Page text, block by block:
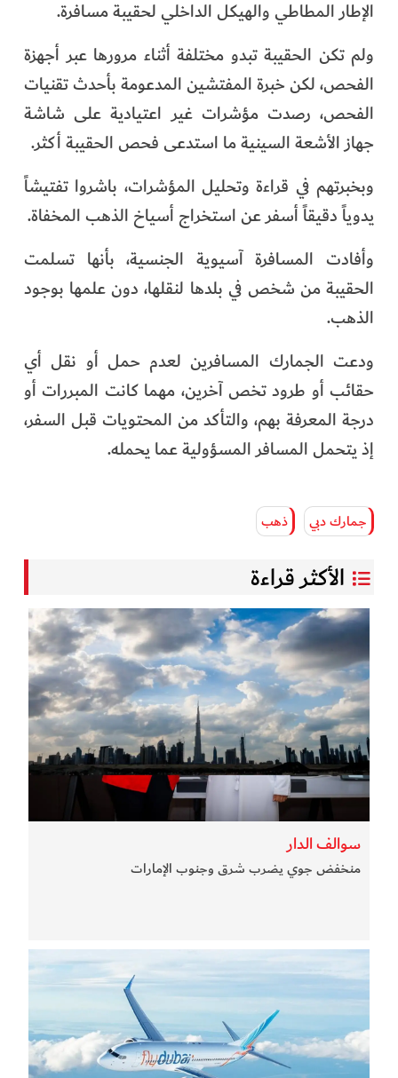
الإطار المطاطي والهيكل الداخلي لحقيبة مسافرة.
ولم تكن الحقيبة تبدو مختلفة أثناء مرورها عبر أجهزة
الفحص، لكن خبرة المفتشين المدعومة بأحدث تقنيات
الفحص، رصدت مؤشرات غير اعتيادية على شاشة
جهاز الأشعة السينية ما استدعى فحص الحقيبة أكثر.
وبخبرتهم في قراءة وتحليل المؤشرات، باشروا تفتيشاً
يدوياً دقيقاً أسفر عن استخراج أسياخ الذهب المخفاة.
وأفادت المسافرة آسيوية الجنسية، بأنها تسلمت
الحقيبة من شخص في بلدها لنقلها، دون علمها بوجود
الذهب.
ودعت الجمارك المسافرين لعدم حمل أو نقل أي
حقائب أو طرود تخص آخرين، مهما كانت المبررات أو
درجة المعرفة بهم، والتأكد من المحتويات قبل السفر،
إذ يتحمل المسافر المسؤولية عما يحمله.
جمارك دبي ذهب
الأكثر قراءة
سوالف الدار
منخفض جوي يضرب شرق وجنوب الإمارات